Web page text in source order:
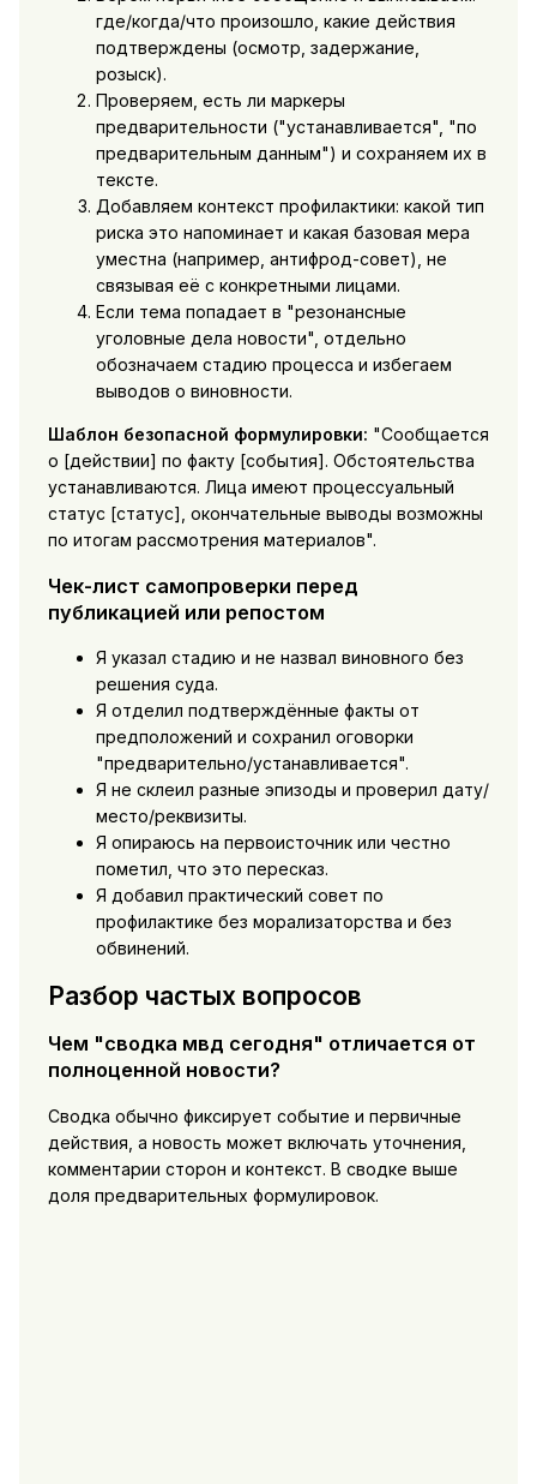
где/когда/что произошло, какие действия
подтверждены (осмотр, задержание,
розыск).
Проверяем, есть ли маркеры
предварительности ("устанавливается", "по
предварительным данным") и сохраняем их в
тексте.
Добавляем контекст профилактики: какой тип
риска это напоминает и какая базовая мера
уместна (например, антифрод-совет), не
связывая её с конкретными лицами.
Если тема попадает в "резонансные
уголовные дела новости", отдельно
обозначаем стадию процесса и избегаем
выводов о виновности.
Шаблон безопасной формулировки: "Сообщается
о [действии] по факту [события]. Обстоятельства
устанавливаются. Лица имеют процессуальный
статус [статус], окончательные выводы возможны
по итогам рассмотрения материалов".
Чек-лист самопроверки перед
публикацией или репостом
Я указал стадию и не назвал виновного без
решения суда.
Я отделил подтверждённые факты от
предположений и сохранил оговорки
"предварительно/устанавливается".
Я не склеил разные эпизоды и проверил дату/
место/реквизиты.
Я опираюсь на первоисточник или честно
пометил, что это пересказ.
Я добавил практический совет по
профилактике без морализаторства и без
обвинений.
Разбор частых вопросов
Чем "сводка мвд сегодня" отличается от
полноценной новости?
Сводка обычно фиксирует событие и первичные
действия, а новость может включать уточнения,
комментарии сторон и контекст. В сводке выше
доля предварительных формулировок.